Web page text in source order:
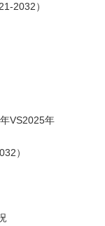
2032）
VS2025年
）